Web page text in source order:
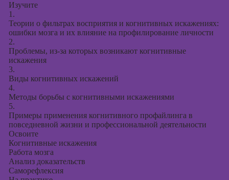
Изучите
1.
Теории о фильтрах восприятия и когнитивных искажениях:
ошибки мозга и их влияние на профилирование личности
2.
Проблемы, из-за которых возникают когнитивные
искажения
3.
Виды когнитивных искажений
4.
Методы борьбы с когнитивными искажениями
5.
Примеры применения когнитивного профайлинга в
повседневной жизни и профессиональной деятельности
Освоите
Когнитивные искажения
Работа мозга
Анализ доказательств
Саморефлексия